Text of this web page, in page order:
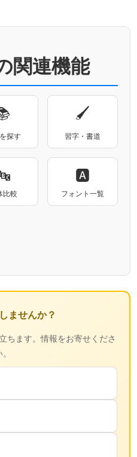
関連機能
探す
🖌
習字・書道
比較
🅰
フォント一覧
ませんか？
ちます。情報をお寄せくださ